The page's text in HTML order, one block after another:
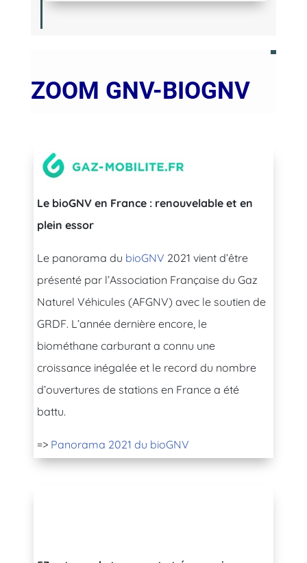
ZOOM GNV-BIOGNV
Le bioGNV en France : renouvelable et en
plein essor
Le panorama du bioGNV 2021 vient d’être
présenté par l’Association Française du Gaz
Naturel Véhicules (AFGNV) avec le soutien de
GRDF. L’année dernière encore, le
biométhane carburant a connu une
croissance inégalée et le record du nombre
d’ouvertures de stations en France a été
battu.
=>Panorama 2021 du bioGNV